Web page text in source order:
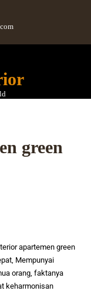
green
apartemen green
Mempunyai
orang, faktanya
keharmonisan